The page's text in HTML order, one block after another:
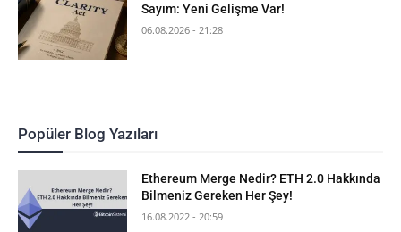
Sayım: Yeni Gelişme Var!
06.08.2026 - 21:28
Popüler Blog Yazıları
Ethereum Merge Nedir? ETH 2.0 Hakkında
Bilmeniz Gereken Her Şey!
16.08.2022 - 20:59